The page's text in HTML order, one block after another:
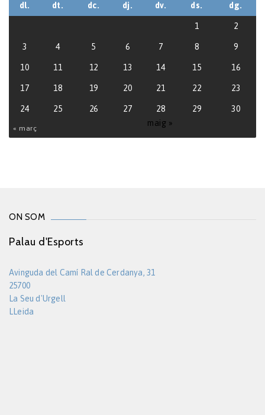
dl. dt. dc. dj. dv. ds. dg.
« març
maig »
1 2
3 4 5 6 7 8 9
10 11 12 13 14 15 16
17 18 19 20 21 22 23
24 25 26 27 28 29 30
ON SOM
Palau d'Esports
Avinguda del Camí Ral de Cerdanya, 31
25700
La Seu d'Urgell
LLeida